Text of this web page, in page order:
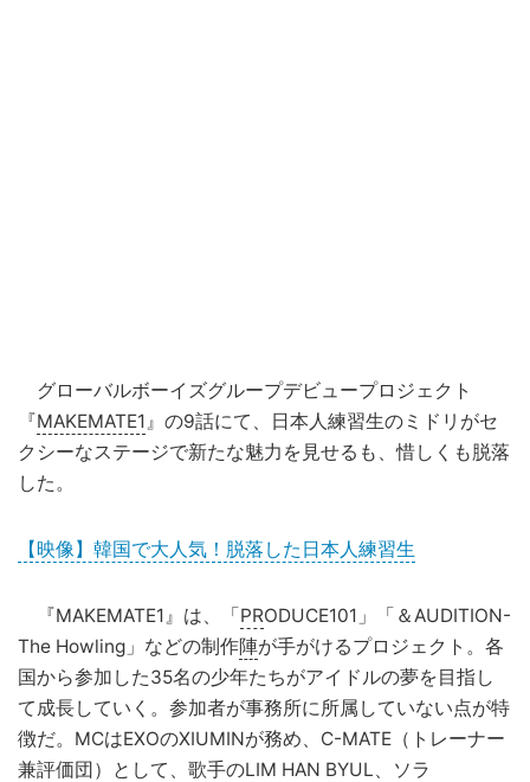
グローバルボーイズグループデビュープロジェクト
『MAKEMATE1』の9話にて、日本人練習生のミドリがセ
クシーなステージで新たな魅力を見せるも、惜しくも脱落
した。
【映像】韓国で大人気！脱落した日本人練習生
『MAKEMATE1』は、「PRODUCE101」「＆AUDITION-
The Howling」などの制作陣が手がけるプロジェクト。各
国から参加した35名の少年たちがアイドルの夢を目指し
て成長していく。参加者が事務所に所属していない点が特
徴だ。MCはEXOのXIUMINが務め、C-MATE（トレーナー
兼評価団）として、歌手のLIM HAN BYUL、ソラ